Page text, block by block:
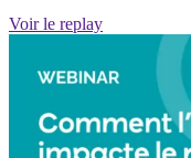
Voir le replay